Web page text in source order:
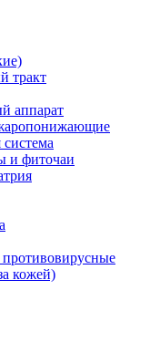
тракт
аппарат
система
и фиточаи
кожей)